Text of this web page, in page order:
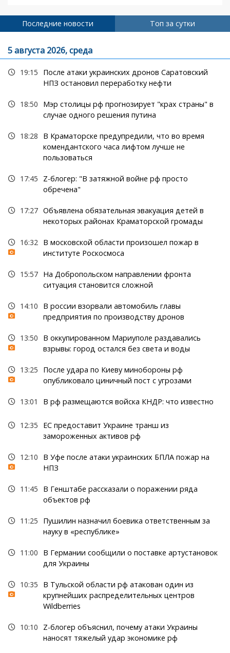
Последние новости Топ за сутки
5 августа 2026, среда
19:15
После атаки украинских дронов Саратовский
НПЗ остановил переработку нефти
18:50
Мэр столицы рф прогнозирует "крах страны" в
случае одного решения путина
18:28
В Краматорске предупредили, что во время
комендантского часа лифтом лучше не
пользоваться
17:45
Z-блогер: "В затяжной войне рф просто
обречена"
17:27 Объявлена обязательная эвакуация детей в
некоторых районах Краматорской громады
16:32
В московской области произошел пожар в
институте Роскосмоса
15:57 На Добропольском направлении фронта
ситуация становится сложной
14:10
В россии взорвали автомобиль главы
предприятия по производству дронов
13:50
В оккупированном Мариуполе раздавались
взрывы: город остался без света и воды
13:25
После удара по Киеву минобороны рф
опубликовало циничный пост с угрозами
13:01 В рф размещаются войска КНДР: что известно
12:35
ЕС предоставит Украине транш из
замороженных активов рф
12:10
В Уфе после атаки украинских БПЛА пожар на
НПЗ
11:45
В Генштабе рассказали о поражении ряда
объектов рф
11:25
Пушилин назначил боевика ответственным за
науку в «республике»
11:00
В Германии сообщили о поставке артустановок
для Украины
10:35
В Тульской области рф атакован один из
крупнейших распределительных центров
Wildberries
10:10
Z-блогер объяснил, почему атаки Украины
наносят тяжелый удар экономике рф